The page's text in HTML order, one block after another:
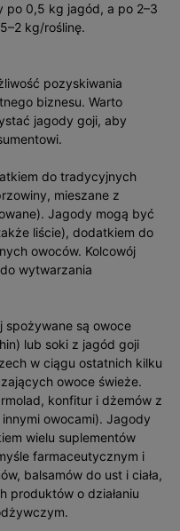
po 0,5 kg jagód, a po 2–3
kg/roślinę.
pozyskiwania
biznesu. Warto
jagody goji, aby
do tradycyjnych
mieszane z
Jagody mogą być
liście), dodatkiem do
owoców. Kolcowój
wytwarzania
spożywane są owoce
lub soki z jagód goji
w ciągu ostatnich kilku
owoce świeże.
konfitur i dżemów z
owocami). Jagody
wielu suplementów
farmaceutycznym i
balsamów do ust i ciała,
produktów o działaniu